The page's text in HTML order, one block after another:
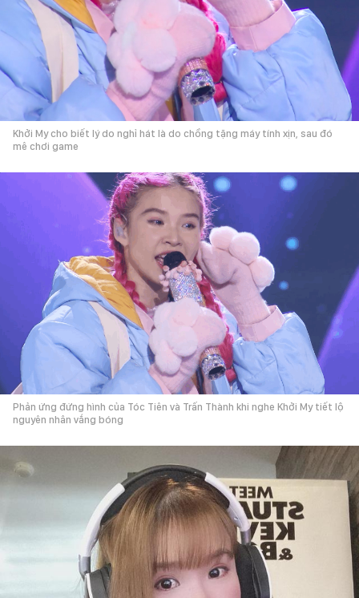
Khởi My cho biết lý do nghỉ hát là do chồng tặng máy tính xịn, sau đó
mê chơi game
Phản ứng đứng hình của Tóc Tiên và Trấn Thành khi nghe Khởi My tiết lộ
nguyên nhân vắng bóng